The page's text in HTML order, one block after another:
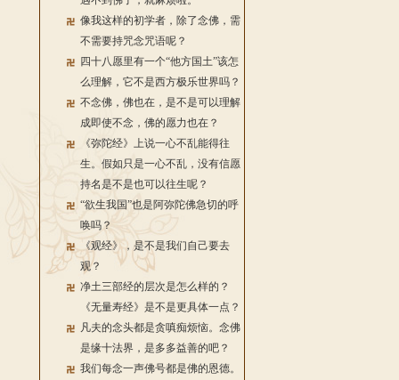
像我这样的初学者，除了念佛，需
不需要持咒念咒语呢？
四十八愿里有一个“他方国土”该怎
么理解，它不是西方极乐世界吗？
不念佛，佛也在，是不是可以理解
成即使不念，佛的愿力也在？
《弥陀经》上说一心不乱能得往
生。假如只是一心不乱，没有信愿
持名是不是也可以往生呢？
“欲生我国”也是阿弥陀佛急切的呼
唤吗？
《观经》，是不是我们自己要去
观？
净土三部经的层次是怎么样的？
《无量寿经》是不是更具体一点？
凡夫的念头都是贪嗔痴烦恼。念佛
是缘十法界，是多多益善的吧？
我们每念一声佛号都是佛的恩德。